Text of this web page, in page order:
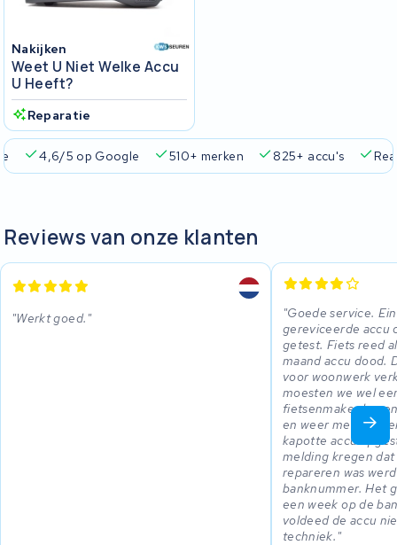
Nakijken
Weet U Niet Welke Accu
U Heeft?
Reparatie
4,6/5 op Google 510+ merken 825+ accu's
Reviews van onze klanten
Werkt goed.
Goede service.
gereviceerde accu
getest. Fiets reed
maand accu dood.
voor woonwerk
moesten we wel
fietsenmaker
en weer met KWS
kapotte accu
melding kregen
repareren was
banknummer. Het
een week op de
voldeed de accu
techniek.